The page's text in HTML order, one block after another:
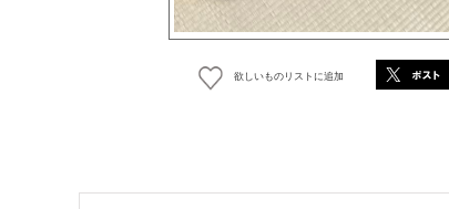
欲しいものリストに追加